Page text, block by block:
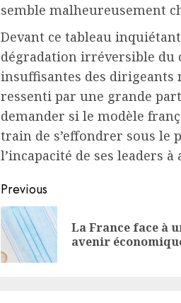
semble malheureusement
Devant ce tableau
dégradation irréversible du
insuffisantes des dirigeants
ressenti par une grande
demander si le modèle
train de s’effondrer sous le
l’incapacité de ses leaders
Continue
Reading
Previous
La France face à
avenir